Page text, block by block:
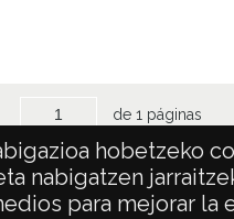
hobetzeko
nabigatzen
para mejorar la
de 1 páginas
POLÍTICA DE